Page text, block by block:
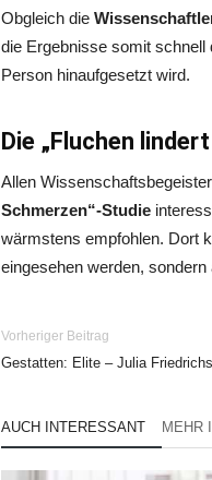
Obgleich die
die Ergebnisse somit
Person hinaufgesetzt wird.
Die „Fluchen
Allen
Schmerzen“-Studie
wärmstens empfohlen. Dort
eingesehen werden,
Vorheriger Beitrag
Gestatten: Elite – Julia Friedrichs
AUCH INTERESSANT MEHR